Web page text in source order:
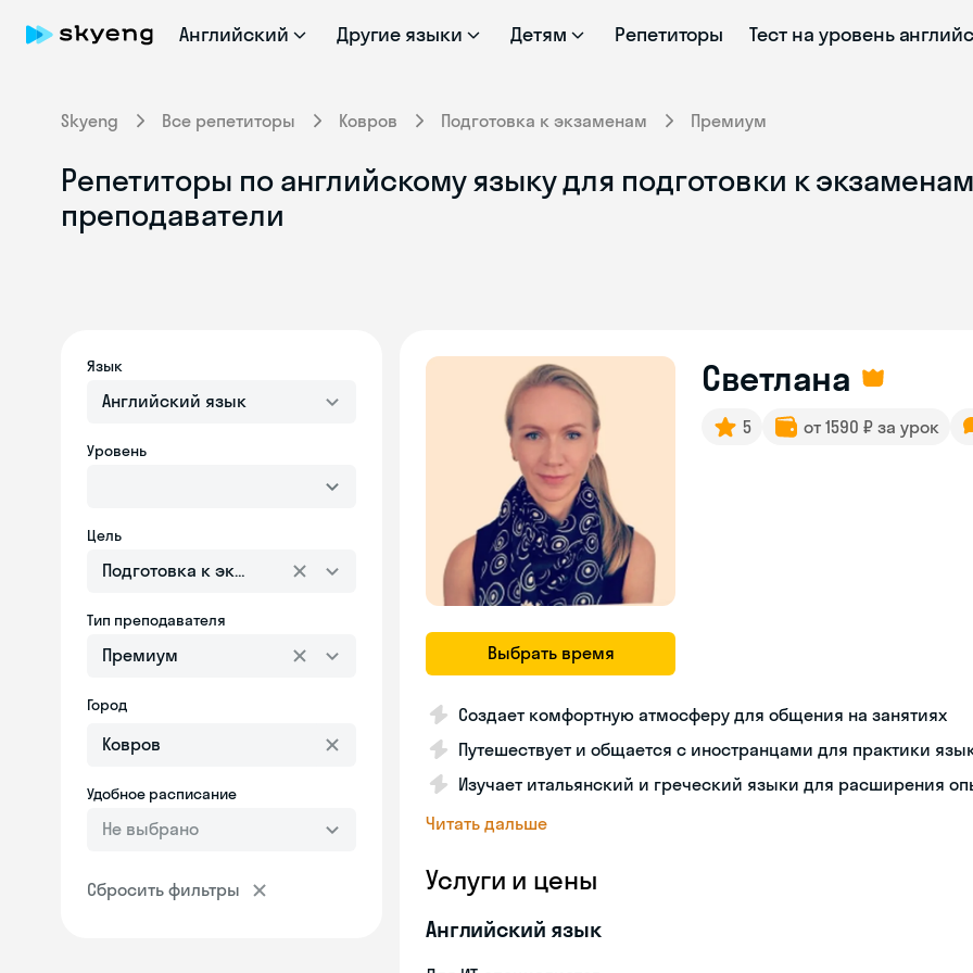
Английский Другие языки Детям Репетиторы Тест на уровень
Skyeng Все репетиторы Ковров Подготовка к экзаменам Премиум
Репетиторы по английскому языку для подготовки к
преподаватели
Язык
Английский язык
Уровень
Цель
Подготовка к экзаменам
Тип преподавателя
Премиум
Город
Удобное расписание
Не выбрано
Сбросить фильтры
Выбрать время
Светлана
5 от 1590 ₽ за урок
Создает комфортную атмосферу для общения на занятиях
Путешествует и общается с иностранцами для практики
Изучает итальянский и греческий языки для расширения
Читать дальше
Услуги и цены
Английский язык